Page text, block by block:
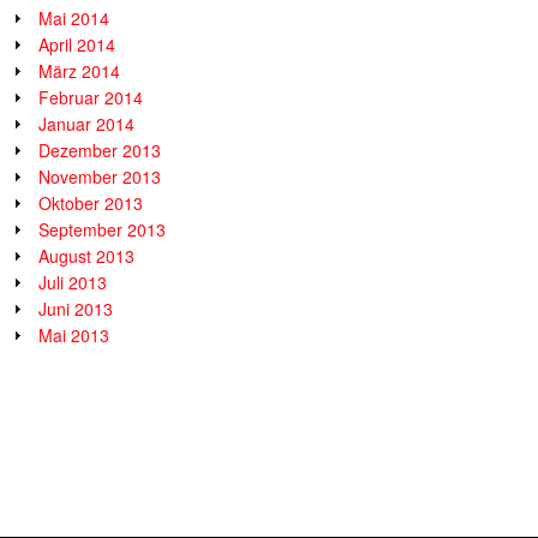
Mai 2014
April 2014
März 2014
Februar 2014
Januar 2014
Dezember 2013
November 2013
Oktober 2013
September 2013
August 2013
Juli 2013
Juni 2013
Mai 2013